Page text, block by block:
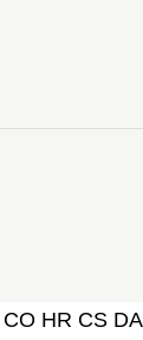
CO HR CS DA